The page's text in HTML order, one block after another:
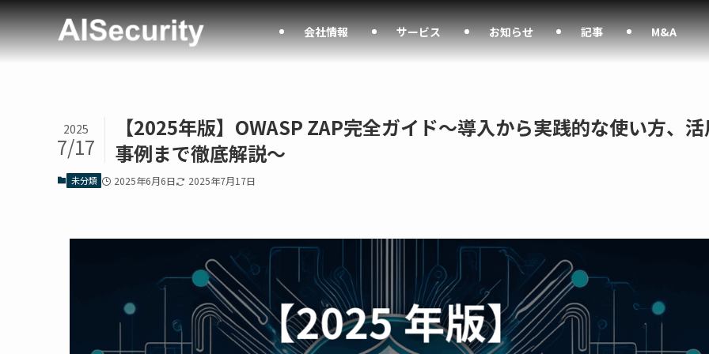
会社情報 サービス お知らせ 記事 M&A
【2025年版】OWASP ZAP完全ガイド～導入から実践的な使い方、
事例まで徹底解説～
2025
7/17
未分類 2025年6月6日 2025年7月17日